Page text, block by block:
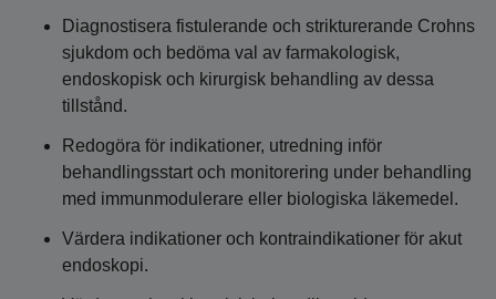
Diagnostisera fistulerande och strikturerande Crohns
sjukdom och bedöma val av farmakologisk,
endoskopisk och kirurgisk behandling av dessa
tillstånd.
Redogöra för indikationer, utredning inför
behandlingsstart och monitorering under behandling
med immunmodulerare eller biologiska läkemedel.
Värdera indikationer och kontraindikationer för akut
endoskopi.